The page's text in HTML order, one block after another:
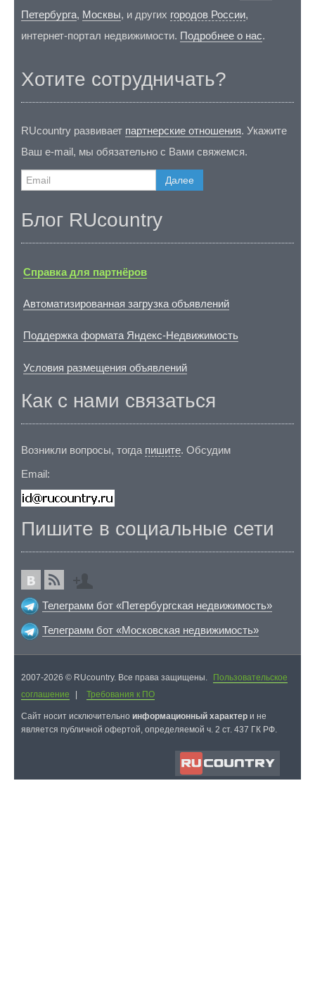
Петербурга, Москвы, и других городов России,
интернет-портал недвижимости. Подробнее о нас.
Хотите сотрудничать?
RUcountry развивает партнерские отношения. Укажите
Ваш e-mail, мы обязательно с Вами свяжемся.
Далее
Блог RUcountry
Справка для партнёров
Автоматизированная загрузка объявлений
Поддержка формата Яндекс-Недвижимость
Условия размещения объявлений
Как с нами связаться
Возникли вопросы, тогда пишите. Обсудим
Email:
Пишите в социальные сети
Телеграмм бот «Петербургская недвижимость»
Телеграмм бот «Московская недвижимость»
2007-2026 © RUcountry. Все права защищены.
Пользовательское
соглашение
| Требования к ПО
Cайт носит исключительно информационный характер и не
является публичной офертой, определяемой ч. 2 ст. 437 ГК РФ.